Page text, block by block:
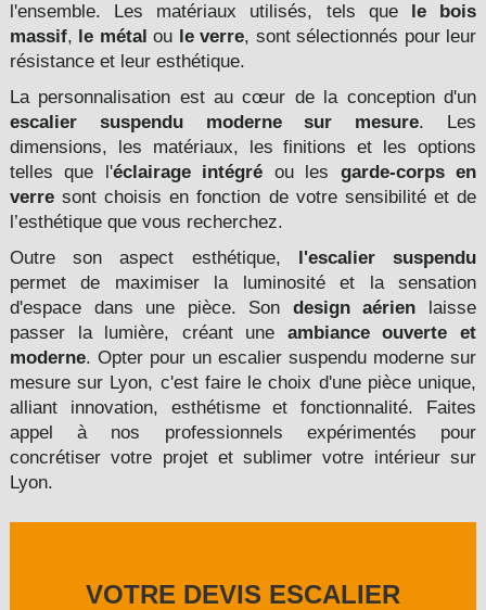
l'ensemble. Les matériaux utilisés, tels que le bois
massif, le métal ou le verre, sont sélectionnés pour leur
résistance et leur esthétique.
La personnalisation est au cœur de la conception d'un
escalier suspendu moderne sur mesure. Les
dimensions, les matériaux, les finitions et les options
telles que l'éclairage intégré ou les garde-corps en
verresont choisis en fonction de votre sensibilité et de
l’esthétique que vous recherchez.
Outre son aspect esthétique, l'escalier suspendu
permet de maximiser la luminosité et la sensation
d'espace dans une pièce. Son design aérien laisse
passer la lumière, créant une ambiance ouverte et
moderne. Opter pour un escalier suspendu moderne sur
mesure sur Lyon, c'est faire le choix d'une pièce unique,
alliant innovation, esthétisme et fonctionnalité. Faites
appel à nos professionnels expérimentés pour
concrétiser votre projet et sublimer votre intérieursur
Lyon.
VOTRE DEVIS ESCALIER